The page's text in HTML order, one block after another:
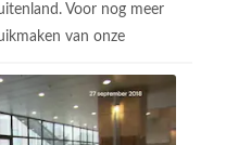
Voor nog meer
van onze